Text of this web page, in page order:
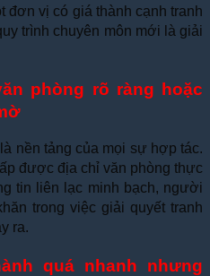
đơn vị có giá thành cạnh tranh
trình chuyên môn mới là giải
phòng rõ ràng hoặc
nền tảng của mọi sự hợp tác.
được địa chỉ văn phòng thực
tin liên lạc minh bạch, người
trong việc giải quyết tranh
ra.
quá nhanh nhưng